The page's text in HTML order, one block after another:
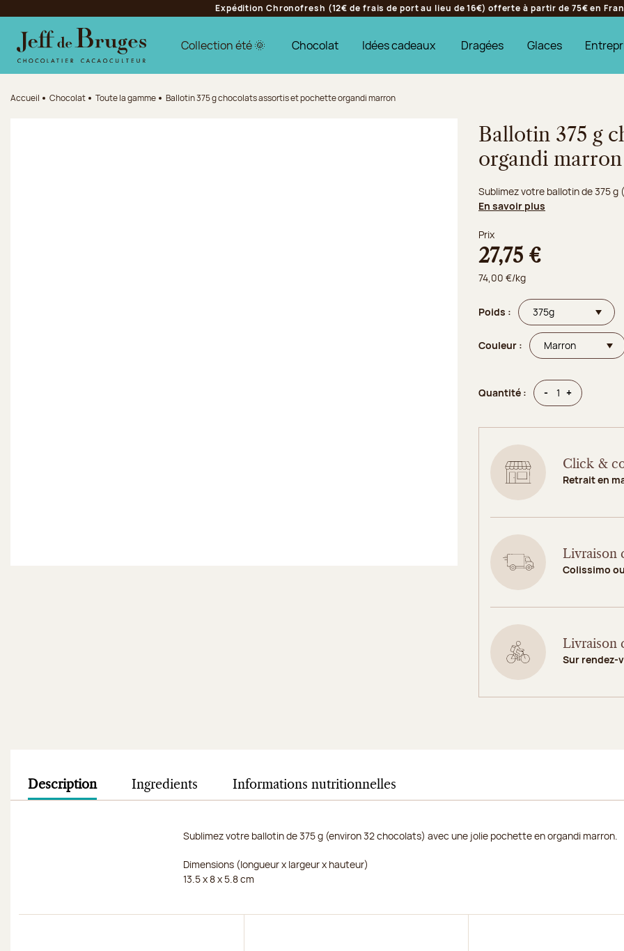
Aller au contenu principal
Aller au pied de page
Expédition Chronofresh (12€ de frais de port au lieu de 16€) offerte à partir de 75€ en
Collection été 🌞 Chocolat Idées cadeaux Dragées Glaces
Accueil Chocolat Toute la gamme Ballotin 375 g chocolats assortis et pochette organdi marron
Ballotin 375 g
organdi marron
Sublimez votre ballotin de 375
En savoir plus
Prix
27,75 €
74,00 €/kg
Poids :
Couleur :
Quantité : - Quantité
+Quantité
Click &
Retrait en
Livraison
Colissimo
Livraison
Sur rendez-
Description Ingredients Informations nutritionnelles
Sublimez votre ballotin de 375 g (environ 32 chocolats) avec une jolie pochette en organdi marron.
Dimensions (longueur x largeur x hauteur)
13.5 x 8 x 5.8 cm